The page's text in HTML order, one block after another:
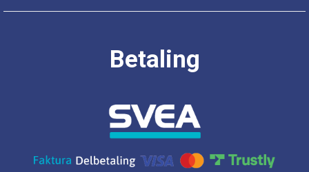
Betaling